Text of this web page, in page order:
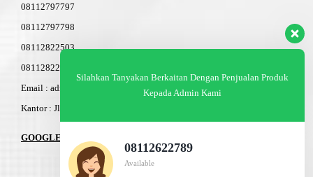
08112797797
08112797798
08112822503
08112822603
Email : admin@am-baja.com
Kantor : Jl. Gatot Subroto 7b Semarang.
GOOGLE MAPS
Silahkan Tanyakan Berkaitan Dengan Penjualan Produk
Kepada Admin Kami
08112622789
Available